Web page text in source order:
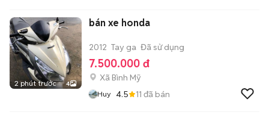
2 phút trước 4
bán xe honda
2012 Tay ga Đã sử dụng
7.500.000 đ
Xã Bình Mỹ
Huy 4.5 11 đã bán